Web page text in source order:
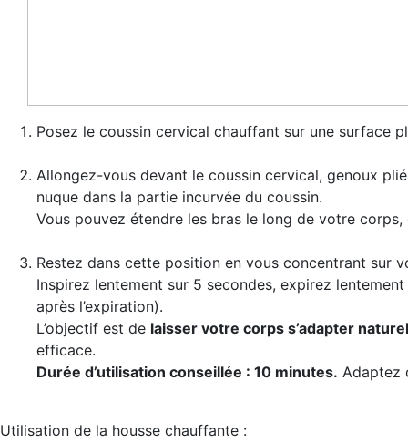
Posez le coussin cervical chauffant sur une surface
Allongez-vous devant le coussin cervical, genoux
nuque dans la partie incurvée du coussin.
Vous pouvez étendre les bras le long de votre
Restez dans cette position en vous concentrant sur
Inspirez lentement sur 5 secondes, expirez
après l’expiration).
L’objectif est de laisser votre corps s’adapter
efficace.
Durée d’utilisation conseillée : 10 minutes. Adaptez
Utilisation de la housse chauffante :